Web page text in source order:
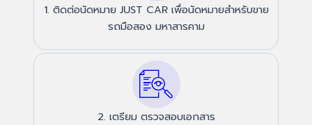
1. ติดต่อนัดหมาย JUST CAR เพื่อนัดหมายสำหรับขาย
รถมือสอง มหาสารคาม
2. เตรียม ตรวจสอบเอกสาร